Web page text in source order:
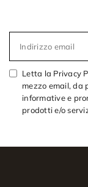
Indirizzo email
Letta la Privacy
mezzo email, da
informative e
prodotti e/o